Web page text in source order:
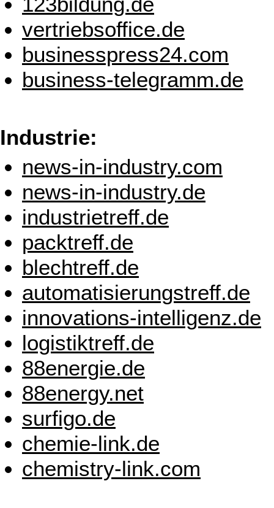
vertriebsoffice.de
businesspress24.com
business-telegramm.de
Industrie:
news-in-industry.com
news-in-industry.de
industrietreff.de
packtreff.de
blechtreff.de
automatisierungstreff.de
innovations-intelligenz.de
logistiktreff.de
88energie.de
88energy.net
surfigo.de
chemie-link.de
chemistry-link.com